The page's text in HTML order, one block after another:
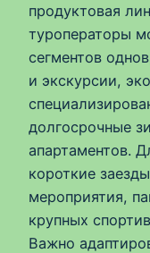
продуктовая
туроператоры
сегментов
и экскурсии,
долгосрочные
апартаментов.
короткие
мероприятия,
крупных
Важно